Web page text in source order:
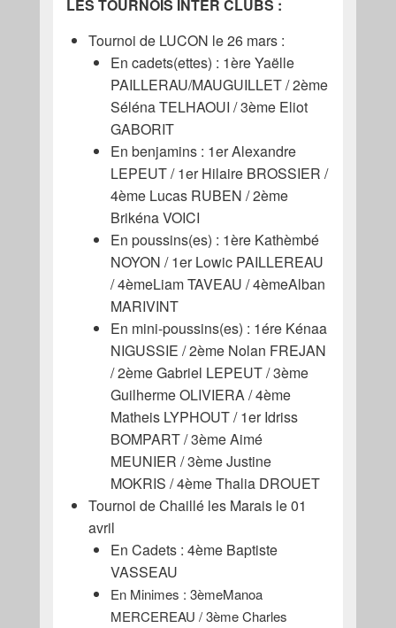
LES TOURNOIS INTER CLUBS :
Tournoi de LUCON le 26 mars :
En cadets(ettes) : 1ère Yaëlle
PAILLERAU/MAUGUILLET / 2ème
Séléna TELHAOUI / 3ème Eliot
GABORIT
En benjamins : 1er Alexandre
LEPEUT / 1er Hilaire BROSSIER /
4ème Lucas RUBEN / 2ème
Brikéna VOICI
En poussins(es) : 1ère Kathèmbé
NOYON / 1er Lowic PAILLEREAU
/ 4èmeLiam TAVEAU / 4èmeAlban
MARIVINT
En mini-poussins(es) : 1ére Kénaa
NIGUSSIE / 2ème Nolan FREJAN
/ 2ème Gabriel LEPEUT / 3ème
Guilherme OLIVIERA / 4ème
Matheis LYPHOUT / 1er Idriss
BOMPART / 3ème Aimé
MEUNIER / 3ème Justine
MOKRIS / 4ème Thalia DROUET
Tournoi de Chaillé les Marais le 01
avril
En Cadets : 4ème Baptiste
VASSEAU
En Minimes : 3èmeManoa
MERCEREAU / 3ème Charles